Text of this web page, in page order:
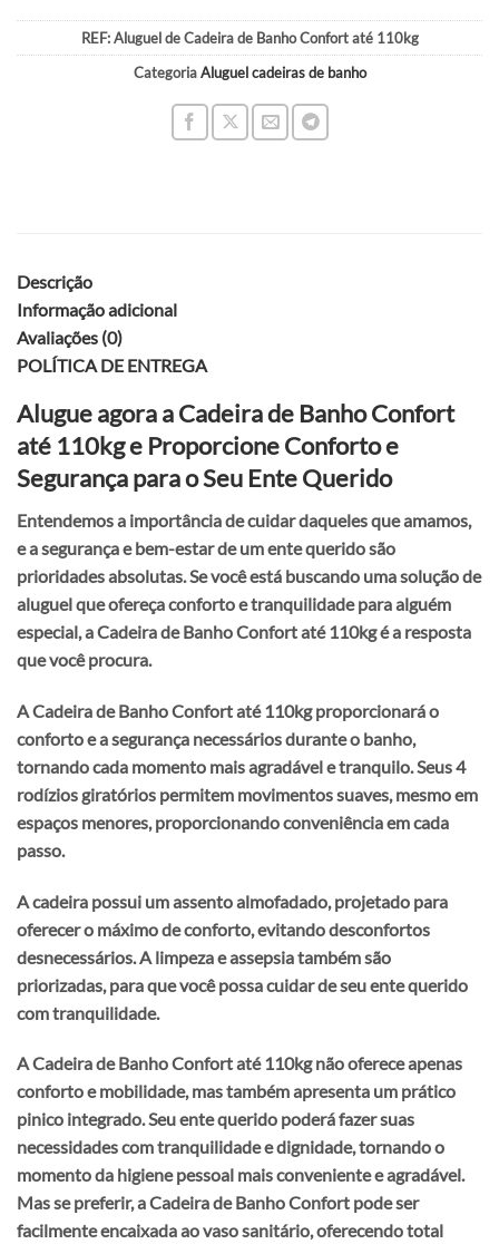
REF:Aluguel de Cadeira de Banho Confort até 110kg
CategoriaAluguel cadeiras de banho
Descrição
Informação adicional
Avaliações (0)
POLÍTICA DE ENTREGA
Alugue agora a Cadeira de Banho Confort
até 110kg e Proporcione Conforto e
Segurança para o Seu Ente Querido
Entendemos a importância de cuidar daqueles que amamos,
e a segurança e bem-estar de um ente querido são
prioridades absolutas. Se você está buscando uma solução de
aluguel que ofereça conforto e tranquilidade para alguém
especial, a Cadeira de Banho Confort até 110kg é a resposta
que você procura.
ACadeira de Banho Confort até 110kgproporcionará o
conforto e a segurança necessários durante o banho,
tornando cada momento mais agradável e tranquilo. Seus 4
rodízios giratórios permitem movimentos suaves, mesmo em
espaços menores, proporcionando conveniência em cada
passo.
A cadeira possui um assento almofadado, projetado para
oferecer o máximo de conforto, evitando desconfortos
desnecessários. A limpeza e assepsia também são
priorizadas, para que você possa cuidar de seu ente querido
com tranquilidade.
ACadeira de Banho Confort até 110kgnão oferece apenas
conforto e mobilidade, mas também apresenta um prático
pinico integrado. Seu ente querido poderá fazer suas
necessidades com tranquilidade e dignidade, tornando o
momento da higiene pessoal mais conveniente e agradável.
Mas se preferir, a Cadeira de Banho Confort pode ser
facilmente encaixada ao vaso sanitário, oferecendo total